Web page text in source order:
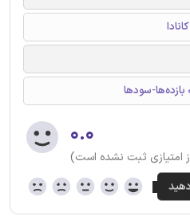
سودها
۰.۰
امتیازی ثبت نشده است)